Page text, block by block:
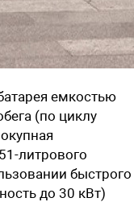
емкостью
(по циклу
литрового
быстрого
до 30 кВт)